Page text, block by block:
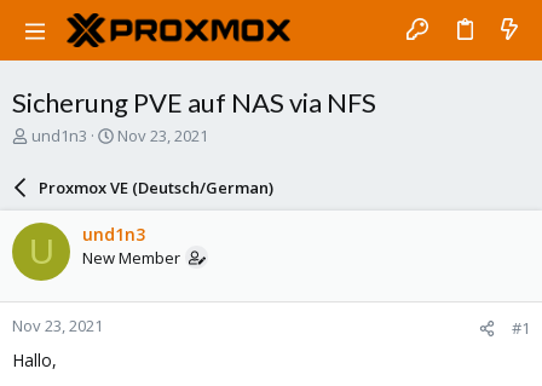
Sicherung PVE auf NAS via NFS
T
a
d
s
t
a
r
t
e
und1n3
S
a
r
d
a
e
Nov 23, 2021
Proxmox VE (Deutsch/German)
U und1n3
New Member
Nov 23, 2021 #1
Hallo,